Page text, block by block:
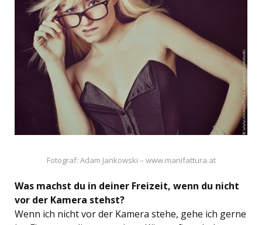
Fotograf: Adam Jankowski – www.manifattura.at
Was machst du in deiner Freizeit, wenn du nicht
vor der Kamera stehst?
Wenn ich nicht vor der Kamera stehe, gehe ich gerne